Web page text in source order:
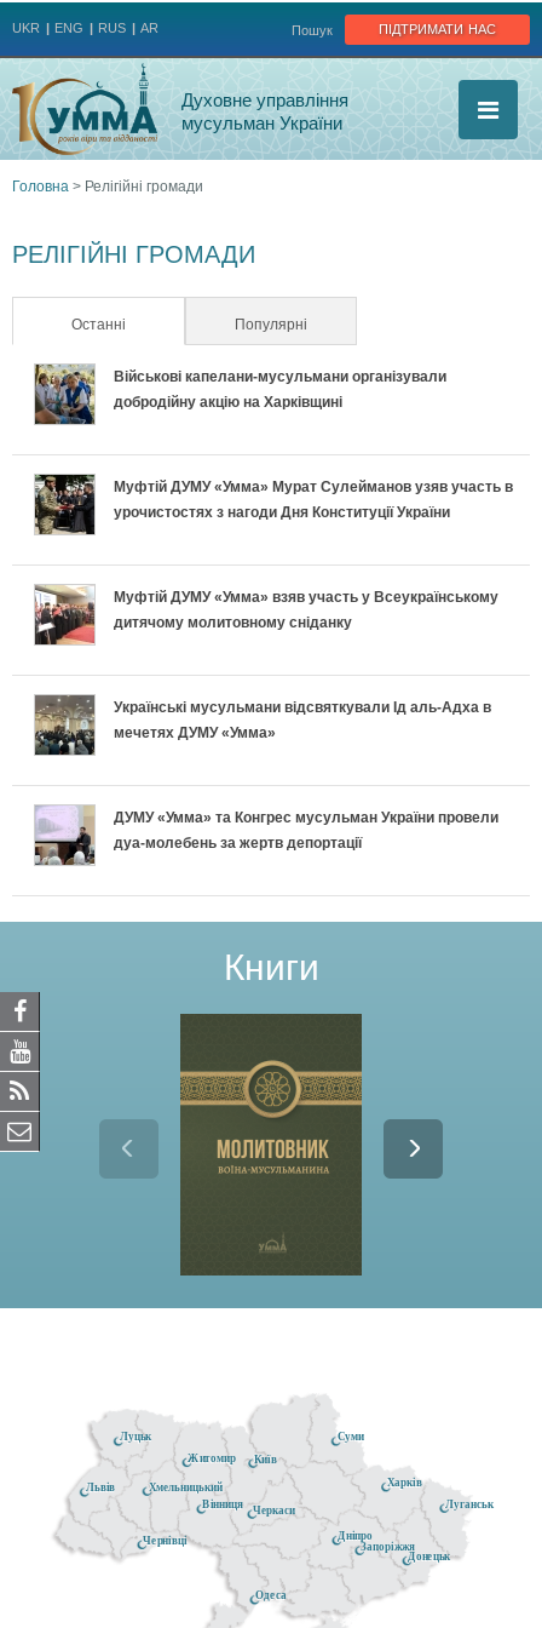
підтримати нас
Пошук
UKR ENG RUS AR
Духовне управління
мусульман України
Головна > Релігійні громади
РЕЛІГІЙНІ ГРОМАДИ
Останні (активна вкладка)Популярні
Військові капелани-мусульмани організували
добродійну акцію на Харківщині
Муфтій ДУМУ «Умма» Мурат Сулейманов узяв участь в
урочистостях з нагоди Дня Конституції України
Муфтій ДУМУ «Умма» взяв участь у Всеукраїнському
дитячому молитовному сніданку
Українські мусульмани відсвяткували Ід аль-Адха в
мечетях ДУМУ «Умма»
ДУМУ «Умма» та Конгрес мусульман України провели
дуа-молебень за жертв депортації
Книги
Донецьк
Житомир
Черкаси
Чернівці
Київ
Луганськ
Хмельницький
Луцьк
Дніпро
Одеса
Суми
Вінниця
Запоріжжя
Львів Харків